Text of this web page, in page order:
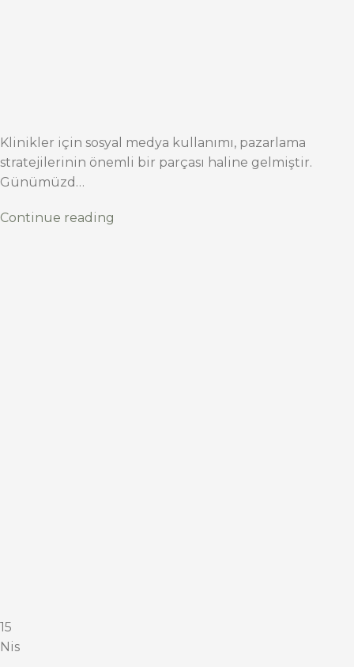
Klinikler için sosyal medya kullanımı, pazarlama
stratejilerinin önemli bir parçası haline gelmiştir.
Günümüzd…
Continue reading
15
Nis